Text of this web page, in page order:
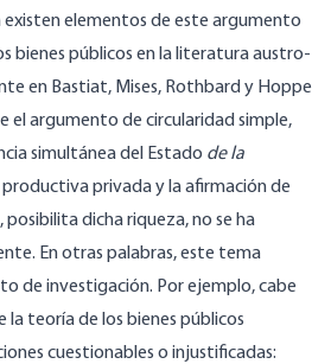
existen elementos de este argumento
bienes públicos en la literatura austro-
en Bastiat, Mises, Rothbard y Hoppe
el argumento de circularidad simple,
simultánea del Estado de la
privada y la afirmación de
posibilita dicha riqueza, no se ha
En otras palabras, este tema
de investigación. Por ejemplo, cabe
la teoría de los bienes públicos
cuestionables o injustificadas: